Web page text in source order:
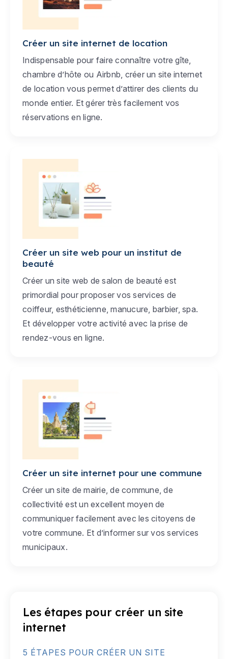
Créer un site internet de location
Indispensable pour faire connaître votre gîte,
chambre d’hôte ou Airbnb, créer un site internet
de location vous permet d’attirer des clients du
monde entier. Et gérer très facilement vos
réservations en ligne.
Créer un site web pour un institut de
beauté
Créer un site web de salon de beauté est
primordial pour proposer vos services de
coiffeur, esthéticienne, manucure, barbier, spa.
Et développer votre activité avec la prise de
rendez-vous en ligne.
Créer un site internet pour une commune
Créer un site de mairie, de commune, de
collectivité est un excellent moyen de
communiquer facilement avec les citoyens de
votre commune. Et d’informer sur vos services
municipaux.
Les étapes pour créer un site
internet
5 ÉTAPES POUR CRÉER UN SITE